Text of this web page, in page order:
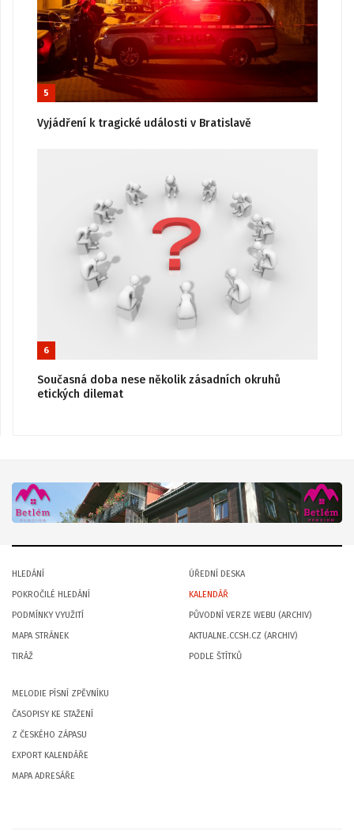
5
Vyjádření k tragické události v Bratislavě
6
Současná doba nese několik zásadních okruhů
etických dilemat
HLEDÁNÍ
POKROČILÉ HLEDÁNÍ
PODMÍNKY VYUŽITÍ
MAPA STRÁNEK
TIRÁŽ
ÚŘEDNÍ DESKA
KALENDÁŘ
PŮVODNÍ VERZE WEBU (ARCHIV)
AKTUALNE.CCSH.CZ (ARCHIV)
PODLE ŠTÍTKŮ
MELODIE PÍSNÍ ZPĚVNÍKU
ČASOPISY KE STAŽENÍ
Z ČESKÉHO ZÁPASU
EXPORT KALENDÁŘE
MAPA ADRESÁŘE